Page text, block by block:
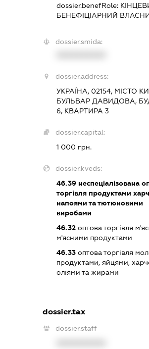
dossier.benefRole:
БЕНЕФІЦІАРНИЙ
dossier.smida:
dossier.address:
УКРАЇНА, 02154, МІСТО
БУЛЬВАР ДАВИДОВА,
6, КВАРТИРА 3
dossier.capital:
1 000 грн.
dossier.kveds:
46.39неспеціалізована
торгівля продуктами
напоями та тютюновими
виробами
46.32оптова торгівля
м'ясними продуктами
46.33оптова торгівля
продуктами, яйцями,
оліями та жирами
dossier.tax
dossier.staff